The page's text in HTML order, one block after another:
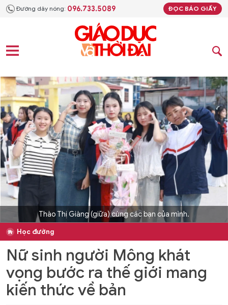
Đường dây nóng: 096.733.5089 ĐỌC BÁO GIẤY
Thào Thị Giàng (giữa) cùng các bạn của mình.
Học đường
Nữ sinh người Mông khát
vọng bước ra thế giới mang
kiến thức về bản